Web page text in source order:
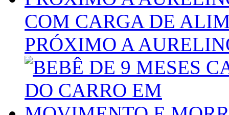
COM CARGA DE
PRÓXIMO A